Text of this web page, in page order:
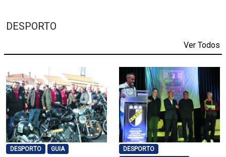
DESPORTO
Ver Todos
DESPORTO GUIA
DESPORTO